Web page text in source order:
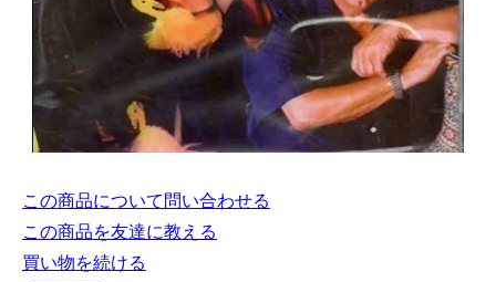
この商品について問い合わせる
この商品を友達に教える
買い物を続ける